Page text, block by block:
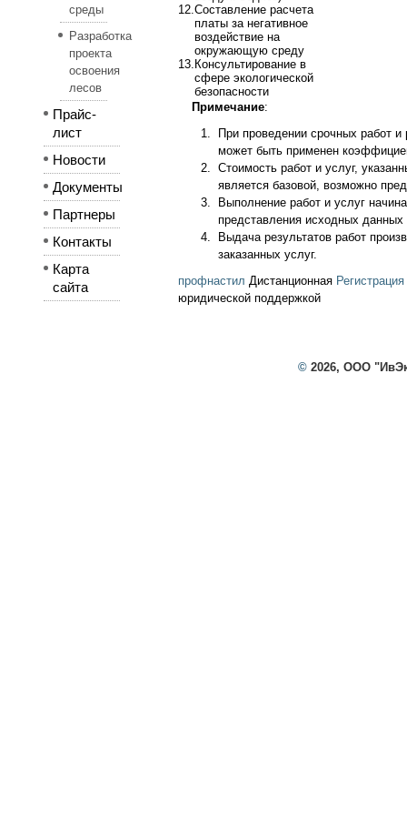
среды
Разработка
проекта
освоения
лесов
Прайс-
лист
Новости
Документы
Партнеры
Контакты
Карта
сайта
12.Составление расчета
платы за негативное
воздействие на
окружающую среду
13. Консультирование в
сфере экологической
безопасности
Примечание:
При проведении срочных работ и
может быть применен
Стоимость работ и услуг,
является базовой, возможно
Выполнение работ и услуг
представления исходных
Выдача результатов работ
заказанных услуг.
профнастил Дистанционная
юридической поддержкой
©2026, ООО